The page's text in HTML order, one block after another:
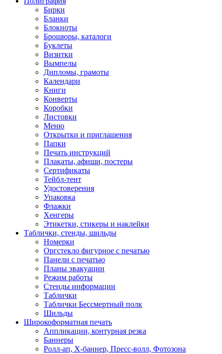
Бирки
Бланки
Блокноты
Брошюры, каталоги
Буклеты
Визитки
Вымпелы
Дипломы, грамоты
Календари
Книги
Конверты
Коробки
Листовки
Меню
Открытки и приглашения
Папки
Печать инструкций
Плакаты, афиши, постеры
Сертификаты
Тейбл-тент
Удостоверения
Упаковка
Флажки
Хенгеры
Этикетки, стикеры и наклейки
Таблички, стенды, шильды
Номерки
Оргстекло фигурное с печатью
Панели с печатью
Планы эвакуации
Режим работы
Стенды информации
Таблички
Таблички Бессмертный полк
Шильды
Широкоформатная печать
Аппликации, контурная резка
Баннеры
Ролл-ап, X-баннер, Пресс-волл, Фотозона